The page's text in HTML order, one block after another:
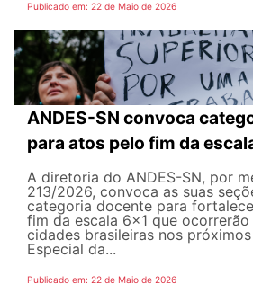
Publicado em: 22 de Maio de 2026
ANDES-SN convoca
para atos pelo fim da
A diretoria do ANDES-SN, por
213/2026, convoca as suas
categoria docente para
fim da escala 6x1 que ocorrerão
cidades brasileiras nos
Especial da...
Publicado em: 22 de Maio de 2026